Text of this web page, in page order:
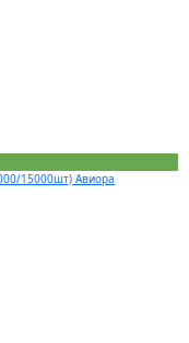
15000шт) Авиора